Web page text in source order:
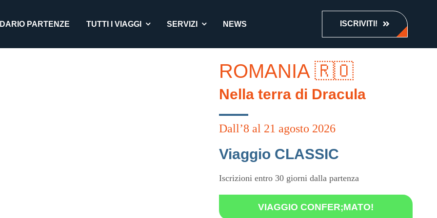
PARTENZE TUTTI I VIAGGI SERVIZI NEWS ISCRIVITI!
ROMANIA 🇷🇴
Nella terra di Dracula
Dall’8 al 21 agosto 2026
Viaggio CLASSIC
Iscrizioni entro 30 giorni dalla partenza
VIAGGIO CONFER;MATO!